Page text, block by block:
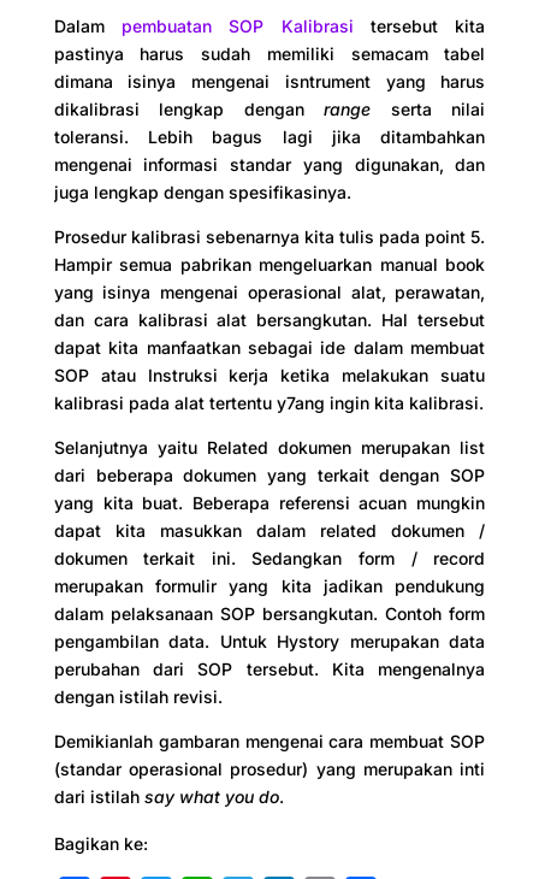
Dalam pembuatan SOP Kalibrasi tersebut kita
pastinya harus sudah memiliki semacam tabel
dimana isinya mengenai isntrument yang harus
dikalibrasi lengkap denganrange serta nilai
toleransi. Lebih bagus lagi jika ditambahkan
mengenai informasi standar yang digunakan, dan
juga lengkap dengan spesifikasinya.
Prosedur kalibrasi sebenarnya kita tulis pada point 5.
Hampir semua pabrikan mengeluarkan manual book
yang isinya mengenai operasional alat, perawatan,
dan cara kalibrasi alat bersangkutan. Hal tersebut
dapat kita manfaatkan sebagai ide dalam membuat
SOP atau Instruksi kerja ketika melakukan suatu
kalibrasi pada alat tertentu y7ang ingin kita kalibrasi.
Selanjutnya yaitu Related dokumen merupakan list
dari beberapa dokumen yang terkait dengan SOP
yang kita buat. Beberapa referensi acuan mungkin
dapat kita masukkan dalam related dokumen /
dokumen terkait ini. Sedangkan form / record
merupakan formulir yang kita jadikan pendukung
dalam pelaksanaan SOP bersangkutan. Contoh form
pengambilan data. Untuk Hystory merupakan data
perubahan dari SOP tersebut. Kita mengenalnya
dengan istilah revisi.
Demikianlah gambaran mengenai cara membuat SOP
(standar operasional prosedur) yang merupakan inti
dari istilah say what you do.
Bagikan ke: